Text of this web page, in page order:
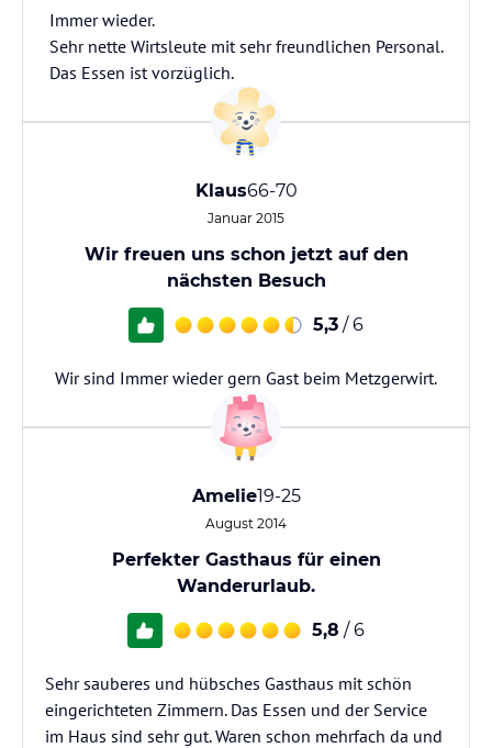
Immer wieder.
Sehr nette Wirtsleute mit sehr freundlichen Personal.
Das Essen ist vorzüglich.
Klaus66-70
Januar 2015
Wir freuen uns schon jetzt auf den
nächsten Besuch
5,3 / 6
Wir sind Immer wieder gern Gast beim Metzgerwirt.
Amelie19-25
August 2014
Perfekter Gasthaus für einen
Wanderurlaub.
5,8 / 6
Sehr sauberes und hübsches Gasthaus mit schön
eingerichteten Zimmern. Das Essen und der Service
im Haus sind sehr gut. Waren schon mehrfach da und